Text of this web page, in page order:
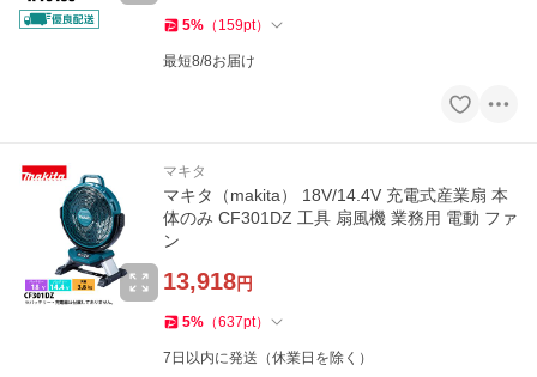
5% （ 159pt）
最短8/8お届け
マキタ
マキタ（makita） 18V/14.4V 充電式産業扇 本
体のみ CF301DZ 工具 扇風機 業務用 電動 ファ
ン
13,918円
5% （637pt）
7日以内に発送（休業日を除く）